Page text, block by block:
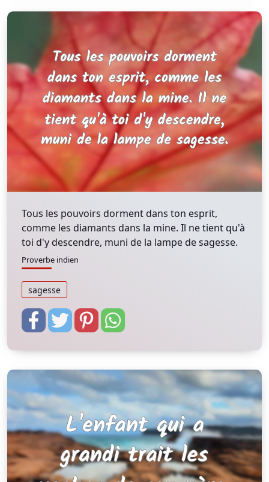
Tous les pouvoirs dorment dans ton esprit,
comme les diamants dans la mine. Il ne tient qu'à
toi d'y descendre, muni de la lampe de sagesse.
Proverbe indien
sagesse